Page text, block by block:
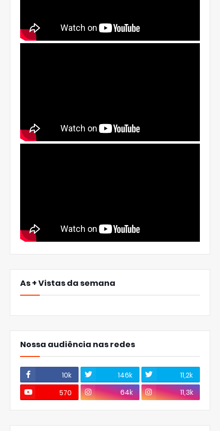
As + Vistas da semana
Nossa audiência nas redes
10k 146k
11,2k
570
64k 11,3k